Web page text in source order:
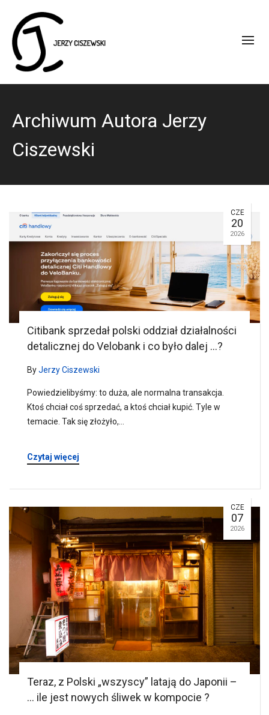
Archiwum Autora Jerzy
Ciszewski
CZE
20
2026
Citibank sprzedał polski oddział działalności
detalicznej do Velobank i co było dalej …?
ByJerzy Ciszewski
Powiedzielibyśmy: to duża, ale normalna transakcja.
Ktoś chciał coś sprzedać, a ktoś chciał kupić. Tyle w
temacie. Tak się złożyło,…
Czytaj więcej
CZE
07
2026
Teraz, z Polski „wszyscy” latają do Japonii –
… ile jest nowych śliwek w kompocie ?